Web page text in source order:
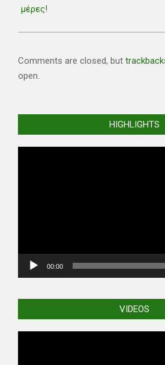
μέρες!
Comments are closed, but
open.
HIGHLIGHTS
00:00
VIDEOS